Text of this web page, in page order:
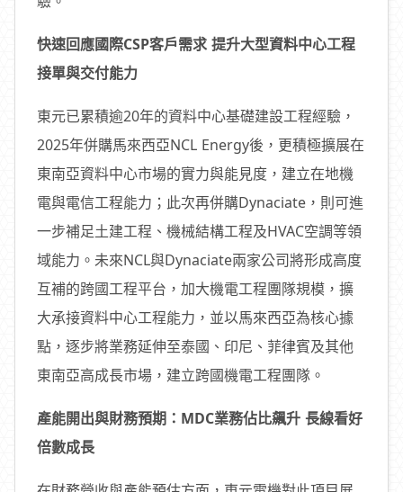
快速回應國際CSP客戶需求 提升大型資料中心工程
接單與交付能力
東元已累積逾20年的資料中心基礎建設工程經驗，
2025年併購馬來西亞NCL Energy後，更積極擴展在
東南亞資料中心市場的實力與能見度，建立在地機
電與電信工程能力；此次再併購Dynaciate，則可進
一步補足土建工程、機械結構工程及HVAC空調等領
域能力。未來NCL與Dynaciate兩家公司將形成高度
互補的跨國工程平台，加大機電工程團隊規模，擴
大承接資料中心工程能力，並以馬來西亞為核心據
點，逐步將業務延伸至泰國、印尼、菲律賓及其他
東南亞高成長市場，建立跨國機電工程團隊。
產能開出與財務預期：MDC業務佔比飆升 長線看好
倍數成長